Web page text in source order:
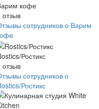
кофе
отзыв
сотрудников о Варим
Ростикс
отзыв
сотрудников о
Ростикс